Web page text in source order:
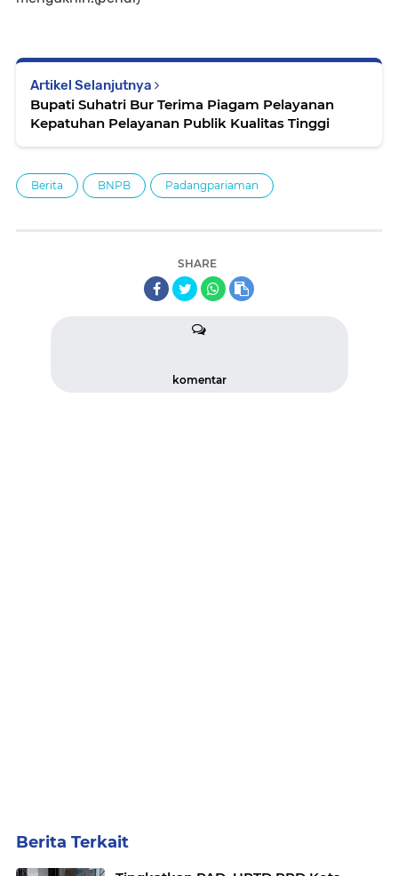
Artikel Selanjutnya
Bupati Suhatri Bur Terima Piagam Pelayanan
Kepatuhan Pelayanan Publik Kualitas Tinggi
Berita BNPB Padangpariaman
SHARE
komentar
Berita Terkait